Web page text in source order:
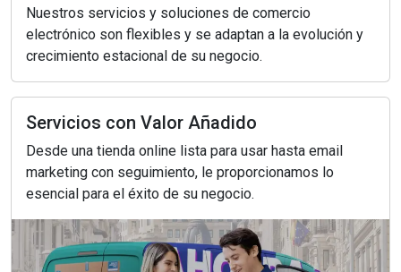
Nuestros servicios y soluciones de comercio
electrónico son flexibles y se adaptan a la evolución y
crecimiento estacional de su negocio.
Servicios con Valor Añadido
Desde una tienda online lista para usar hasta email
marketing con seguimiento, le proporcionamos lo
esencial para el éxito de su negocio.